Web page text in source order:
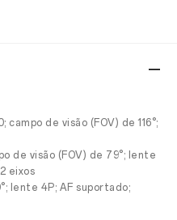
de visão (FOV) de 116°;
de visão (FOV) de 79°; lente
eixos
lente 4P; AF suportado;